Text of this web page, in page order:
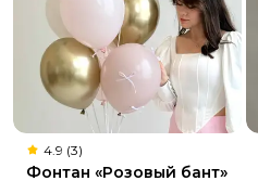
4.9 (3)
Фонтан «Розовый бант»